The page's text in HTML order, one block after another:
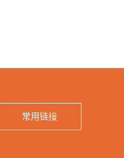
常用链接